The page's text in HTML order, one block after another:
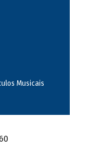
Musicais